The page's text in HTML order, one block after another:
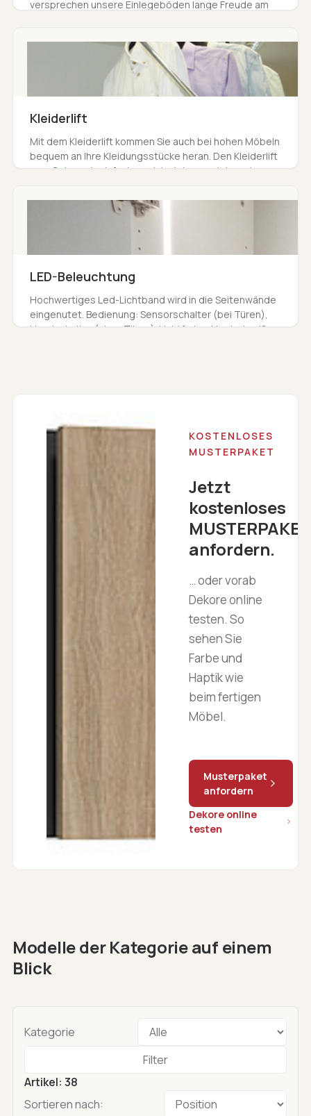
versprechen unsere Einlegeböden lange Freude am
Kleiderlift
Mit dem Kleiderlift kommen Sie auch bei hohen Möbeln
bequem an Ihre Kleidungsstücke heran. Den Kleiderlift
zum Gebrauch einfach zu sich ziehen und danach
LED-Beleuchtung
Hochwertiges Led-Lichtband wird in die Seitenwände
eingenutet. Bedienung: Sensorschalter (bei Türen),
Handschalter (ohne Türen). Lichtfarbe: Neutralweiß
KOSTENLOSES
MUSTERPAKET
Jetzt
kostenloses
MUSTERPAKET
anfordern.
… oder vorab
Dekore online
testen. So
sehen Sie
Farbe und
Haptik wie
beim fertigen
Möbel.
Musterpaket
anfordern
Dekore online
testen
Modelle der Kategorie auf einem
Blick
Kategorie
Filter
Artikel: 38
Sortieren nach: